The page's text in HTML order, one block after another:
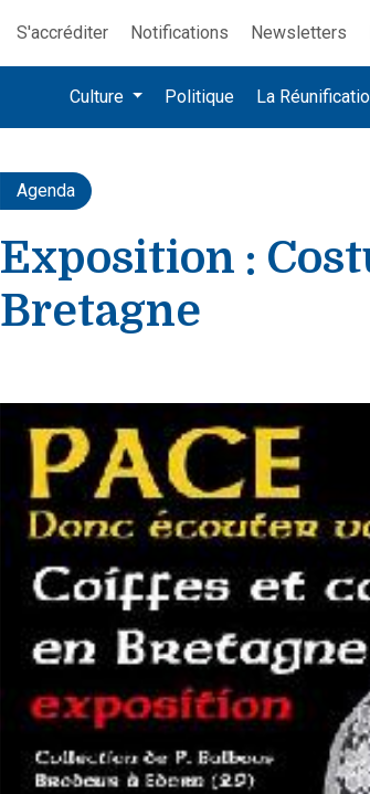
S'accréditer Notifications Newsletters
Culture Politique La
Agenda
Exposition :
Bretagne